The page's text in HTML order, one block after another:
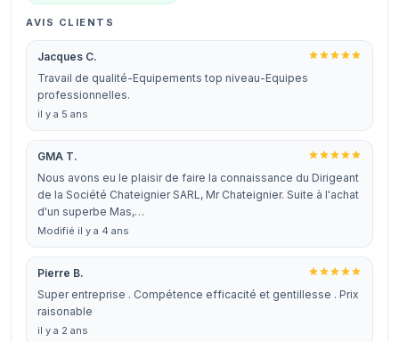
AVIS CLIENTS
Jacques C.
Travail de qualité-Equipements top niveau-Equipes
professionnelles.
il y a 5 ans
GMA T.
Nous avons eu le plaisir de faire la connaissance du Dirigeant
de la Société Chateignier SARL, Mr Chateignier. Suite à l'achat
d'un superbe Mas,…
Modifié il y a 4 ans
Pierre B.
Super entreprise . Compétence efficacité et gentillesse . Prix
raisonable
il y a 2 ans